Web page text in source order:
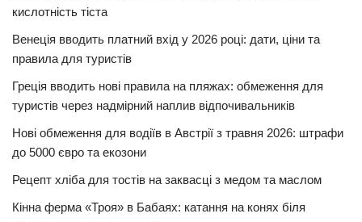
кислотність тіста
Венеція вводить платний вхід у 2026 році: дати, ціни та
правила для туристів
Греція вводить нові правила на пляжах: обмеження для
туристів через надмірний наплив відпочивальників
Нові обмеження для водіїв в Австрії з травня 2026: штрафи
до 5000 євро та екозони
Рецепт хліба для тостів на заквасці з медом та маслом
Кінна ферма «Троя» в Бабаях: катання на конях біля